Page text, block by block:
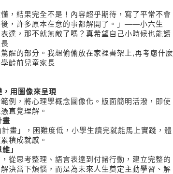
，結果完全不是！內容超乎期待，寫了平常不會
，許多原本在意的事都解開了。」——小六生
達，那不就無敵了嗎？真希望自己小時候也能讀
醒的部分。我想偷偷放在家裡書架上,再考慮什麼
齡前兒童家長
用圖像來呈現
例，將心理學概念圖像化。版面簡明活潑，即使
直覺理解。
畫
畫」，困難度低，小學生讀完就能馬上實踐，體
積成就感。
」
從思考整理、語言表達到付諸行動，建立完整的
決當下煩惱，而是為未來人生奠定主動學習、解